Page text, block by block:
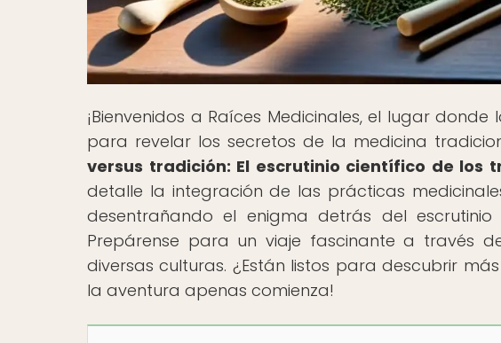
¡Bienvenidos a Raíces Medicinales, el lugar
para revelar los secretos de la medicina
versus tradición: El escrutinio científico de los
detalle la integración de las prácticas
desentrañando el enigma detrás del
Prepárense para un viaje fascinante a través
diversas culturas. ¿Están listos para descubrir
la aventura apenas comienza!